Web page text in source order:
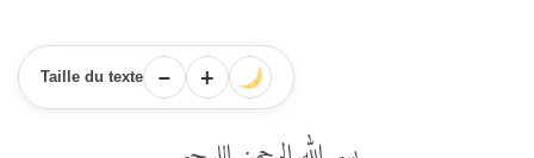
Taille du texte − +